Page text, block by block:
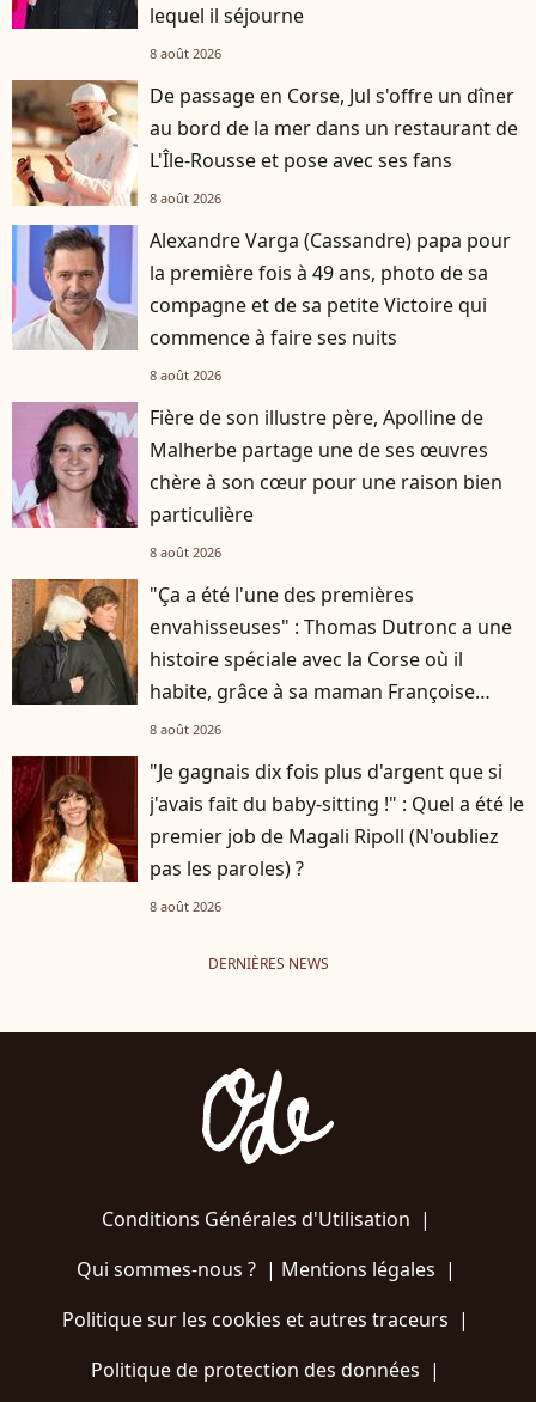
lequel il séjourne
8 août 2026
De passage en Corse, Jul s'offre un dîner
au bord de la mer dans un restaurant de
L'Île-Rousse et pose avec ses fans
8 août 2026
Alexandre Varga (Cassandre) papa pour
la première fois à 49 ans, photo de sa
compagne et de sa petite Victoire qui
commence à faire ses nuits
8 août 2026
Fière de son illustre père, Apolline de
Malherbe partage une de ses œuvres
chère à son cœur pour une raison bien
particulière
8 août 2026
"Ça a été l'une des premières
envahisseuses" : Thomas Dutronc a une
histoire spéciale avec la Corse où il
habite, grâce à sa maman Françoise
Hardy
8 août 2026
"Je gagnais dix fois plus d'argent que si
j'avais fait du baby-sitting !" : Quel a été le
premier job de Magali Ripoll (N'oubliez
pas les paroles) ?
8 août 2026
DERNIÈRES NEWS
Conditions Générales d'Utilisation |
Qui sommes-nous ?| Mentions légales |
Politique sur les cookies et autres traceurs |
Politique de protection des données |